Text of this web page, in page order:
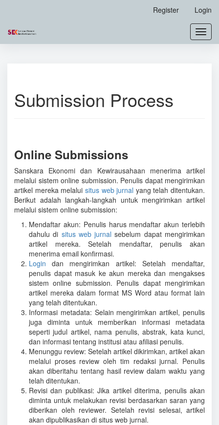
Content
Sidebar
Register Login
Submission Process
Online Submissions
Sanskara Ekonomi dan Kewirausahaan menerima artikel
melalui sistem online submission. Penulis dapat mengirimkan
artikel mereka melalui situs web jurnal yang telah ditentukan.
Berikut adalah langkah-langkah untuk mengirimkan artikel
melalui sistem online submission:
Mendaftar akun: Penulis harus mendaftar akun terlebih
dahulu di situs web jurnal sebelum dapat mengirimkan
artikel mereka. Setelah mendaftar, penulis akan
menerima email konfirmasi.
Login dan mengirimkan artikel: Setelah mendaftar,
penulis dapat masuk ke akun mereka dan mengakses
sistem online submission. Penulis dapat mengirimkan
artikel mereka dalam format MS Word atau format lain
yang telah ditentukan.
Informasi metadata: Selain mengirimkan artikel, penulis
juga diminta untuk memberikan informasi metadata
seperti judul artikel, nama penulis, abstrak, kata kunci,
dan informasi tentang institusi atau afiliasi penulis.
Menunggu review: Setelah artikel dikirimkan, artikel akan
melalui proses review oleh tim redaksi jurnal. Penulis
akan diberitahu tentang hasil review dalam waktu yang
telah ditentukan.
Revisi dan publikasi: Jika artikel diterima, penulis akan
diminta untuk melakukan revisi berdasarkan saran yang
diberikan oleh reviewer. Setelah revisi selesai, artikel
akan dipublikasikan di situs web jurnal.